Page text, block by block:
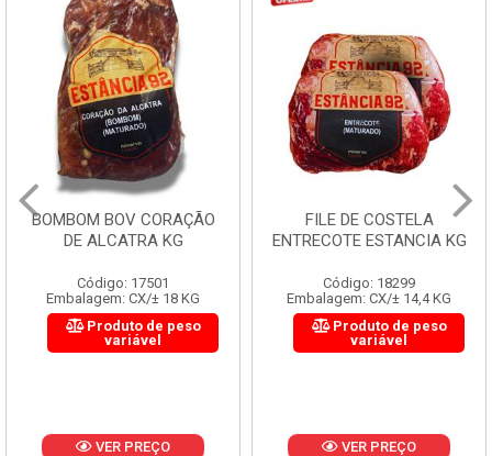
BOMBOM BOV CORAÇÃO
DE ALCATRA KG
Código: 17501
Embalagem: CX/± 18 KG
Produto de peso
variável
VER PREÇO
FILE DE COSTELA
ENTRECOTE ESTANCIA KG
Código: 18299
Embalagem: CX/± 14,4 KG
Produto de peso
variável
VER PREÇO